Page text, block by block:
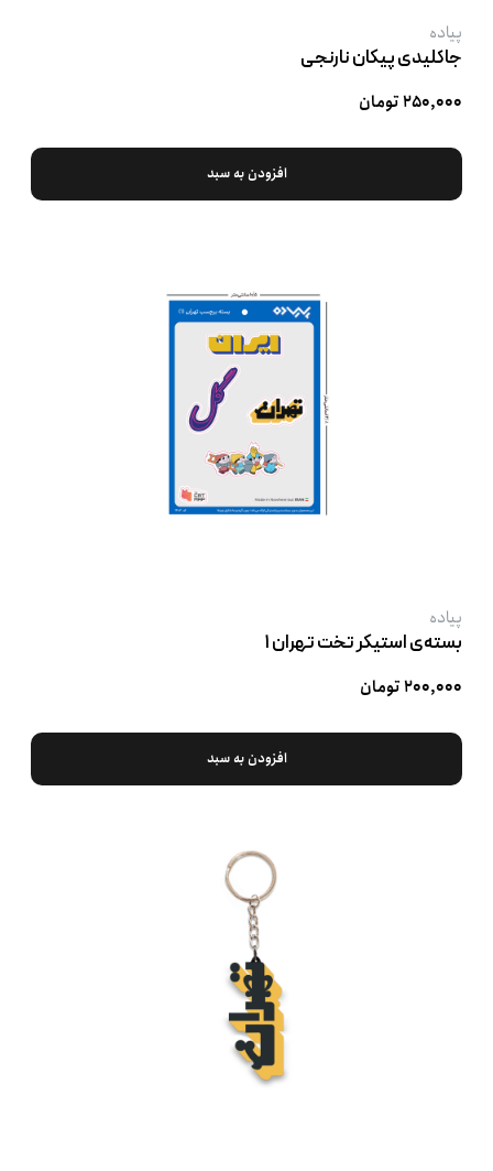
پیاده
جاکلیدی پیکان نارنجی
۲۵۰,۰۰۰ تومان
افزودن به سبد
پیاده
بسته‌ی استیکر تخت تهران ۱
۲۰۰,۰۰۰ تومان
افزودن به سبد